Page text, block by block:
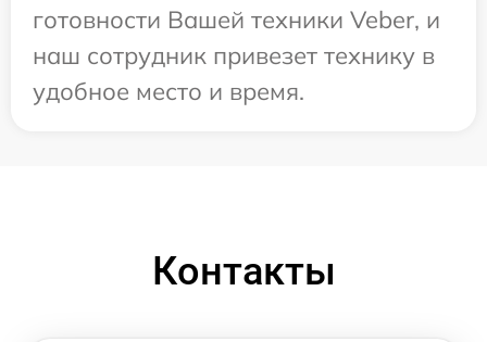
готовности Вашей техники Veber, и
наш сотрудник привезет технику в
удобное место и время.
Контакты